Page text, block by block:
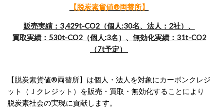
【脱炭素貨値®両替所】
販売実績：3,429t-CO2（個人:30名、法人：2社）、
買取実績：530t-CO2（個人:3名）、 無効化実績：31t-CO2
（7t予定）
【脱炭素貨値®両替所】は個人・法人を対象にカーボンクレジ
ット（Ｊクレジット）を販売・買取・無効化することにより
脱炭素社会の実現に貢献します。